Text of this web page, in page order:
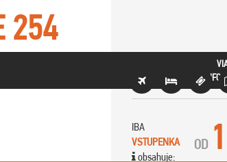
254
IBA
VSTUPENKA
obsahuje:
OD